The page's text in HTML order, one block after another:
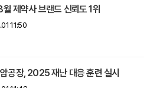
제약사 브랜드 신뢰도 1위
11:50
공장, 2025 재난 대응 훈련 실시